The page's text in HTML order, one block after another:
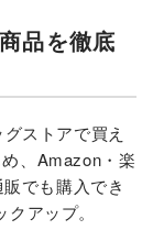
品を徹底
ストアで買え
、Amazon・楽
でも購入でき
アップ。